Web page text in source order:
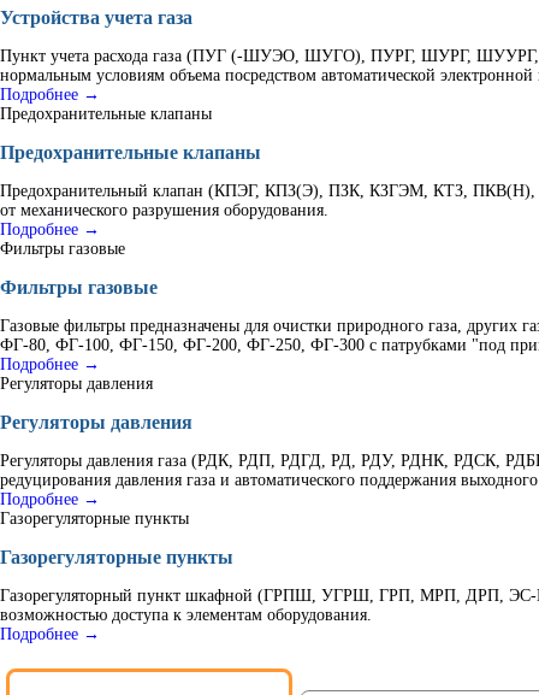
Устройства учета газа
Пункт учета расхода газа (ПУГ (-ШУЭО, ШУГО), ПУРГ, ШУРГ, ШУУРГ,
нормальным условиям объема посредством автоматической электронной
Подробнее →
Предохранительные клапаны
Предохранительные клапаны
Предохранительный клапан (КПЭГ, КПЗ(Э), ПЗК, КЗГЭМ, КТЗ, ПКВ(Н),
от механического разрушения оборудования.
Подробнее →
Фильтры газовые
Фильтры газовые
Газовые фильтры предназначены для очистки природного газа, других
ФГ-80, ФГ-100, ФГ-150, ФГ-200, ФГ-250, ФГ-300 с патрубками "под
Подробнее →
Регуляторы давления
Регуляторы давления
Регуляторы давления газа (РДК, РДП, РДГД, РД, РДУ, РДНК, РДСК,
редуцирования давления газа и автоматического поддержания
Подробнее →
Газорегуляторные пункты
Газорегуляторные пункты
Газорегуляторный пункт шкафной (ГРПШ, УГРШ, ГРП, МРП, ДРП, ЭС-
возможностью доступа к элементам оборудования.
Подробнее →